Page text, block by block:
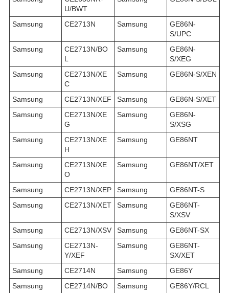
U/BWT
Samsung CE2713N Samsung
GE86N-
S/UPC
Samsung
CE2713N/BO
L
Samsung
GE86N-
S/XEG
Samsung
CE2713N/XE
C
Samsung GE86N-S/XEN
Samsung CE2713N/XEF Samsung
GE86N-S/XET
Samsung
CE2713N/XE
G
Samsung
GE86N-
S/XSG
Samsung
CE2713N/XE
H
Samsung GE86NT
Samsung
CE2713N/XE
O
Samsung GE86NT/XET
Samsung CE2713N/XEP Samsung
GE86NT-S
Samsung
CE2713N/XET Samsung
GE86NT-
S/XSV
Samsung
CE2713N/XSV Samsung
GE86NT-SX
Samsung
CE2713N-
Y/XEF
Samsung
GE86NT-
SX/XET
Samsung
CE2714N Samsung
GE86Y
Samsung
CE2714N/BO
Samsung GE86Y/RCL